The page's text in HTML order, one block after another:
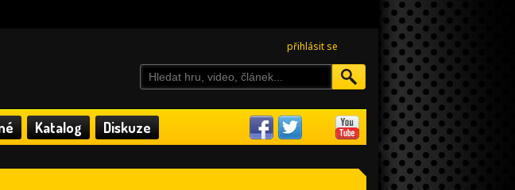
přihlásit se
Katalog Diskuze